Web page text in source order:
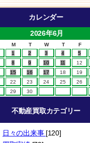
カレンダー
2026年6月
M T W T F
1
2 3 4 5
8 9 10 11 12
15 16 17 18 19
22 23 24 25 26
29 30
不動産買取カテゴリー
日々の出来事 [120]